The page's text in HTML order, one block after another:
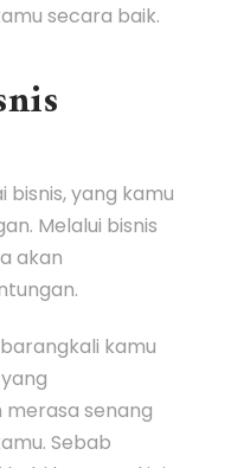
secara baik.
yang kamu
Melalui bisnis
akan
kamu
merasa senang
Sebab